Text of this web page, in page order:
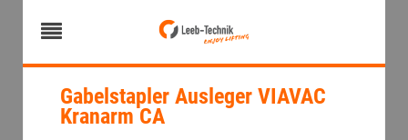
Gabelstapler Ausleger VIAVAC
Kranarm CA